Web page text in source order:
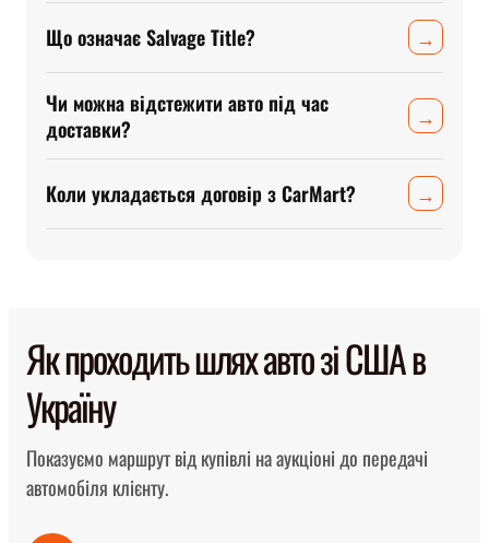
Що означає Salvage Title? →
Чи можна відстежити авто під час
доставки?
→
Коли укладається договір з CarMart? →
Як проходить шлях авто зі США в
Україну
Показуємо маршрут від купівлі на аукціоні до передачі
автомобіля клієнту.